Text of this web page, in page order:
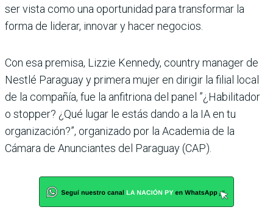
ser vista como una oportunidad para transformar la
forma de liderar, innovar y hacer negocios.
Con esa premisa, Lizzie Kennedy, country manager de
Nestlé Paraguay y primera mujer en dirigir la filial local
de la compañía, fue la anfitriona del panel ”¿Habilitador
o stopper? ¿Qué lugar le estás dando a la IA en tu
organización?”, organizado por la Academia de la
Cámara de Anunciantes del Paraguay (CAP).